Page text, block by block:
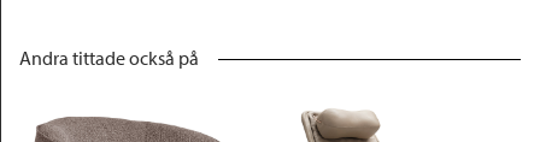
Andra tittade också på